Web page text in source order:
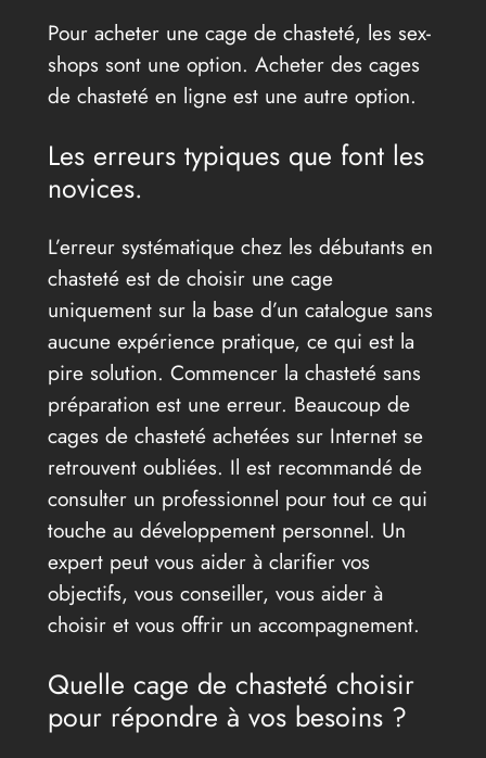
Pour acheter une cage de chasteté, les sex-
shops sont une option. Acheter des cages
de chasteté en ligne est une autre option.
Les erreurs typiques que font les
novices.
L’erreur systématique chez les débutants en
chasteté est de choisir une cage
uniquement sur la base d’un catalogue sans
aucune expérience pratique, ce qui est la
pire solution. Commencer la chasteté sans
préparation est une erreur. Beaucoup de
cages de chasteté achetées sur Internet se
retrouvent oubliées. Il est recommandé de
consulter un professionnel pour tout ce qui
touche au développement personnel. Un
expert peut vous aider à clarifier vos
objectifs, vous conseiller, vous aider à
choisir et vous offrir un accompagnement.
Quelle cage de chasteté choisir
pour répondre à vos besoins ?